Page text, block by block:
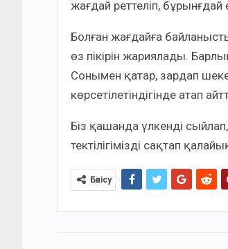
жағдай реттеліп,
Болған жағдайға
өз пікірін жариялады.
Сонымен қатар, зардап
көрсетілетіндігінде атап
Біз қашанда үлкенді
тектілігімізді сақтап
Бөлісу